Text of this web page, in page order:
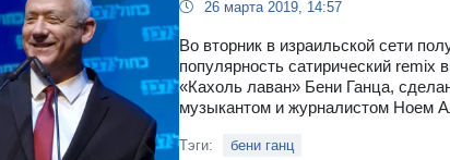
26 марта 2019, 14:57
Во вторник в израильской сети
популярность сатирический remix
«Кахоль лаван» Бени Ганца,
музыкантом и журналистом Ноем
Тэги: бени ганц